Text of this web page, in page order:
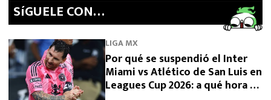
SíGUELE CON…
LIGA MX
Por qué se suspendió el Inter
Miami vs Atlético de San Luis en
Leagues Cup 2026: a qué hora se